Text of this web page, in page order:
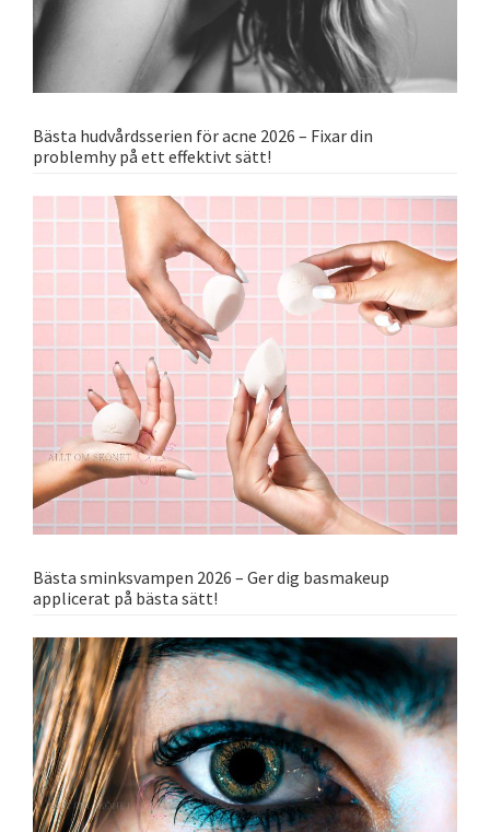
Bästa hudvårdsserien för acne 2026 – Fixar din
problemhy på ett effektivt sätt!
Bästa sminksvampen 2026 – Ger dig basmakeup
applicerat på bästa sätt!